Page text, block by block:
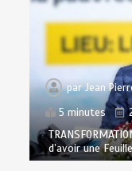
parJean
5 minutes
d’avoir une